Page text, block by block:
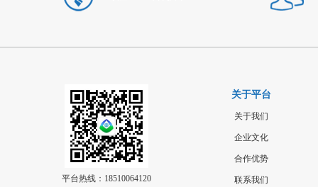
平台热线：18510064120
关于平台
关于我们
企业文化
合作优势
联系我们